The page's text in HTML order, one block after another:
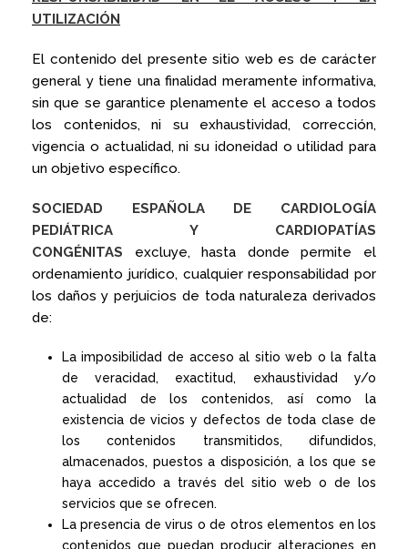
UTILIZACIÓN
El contenido del presente sitio web es de carácter
general y tiene una finalidad meramente informativa,
sin que se garantice plenamente el acceso a todos
los contenidos, ni su exhaustividad, corrección,
vigencia o actualidad, ni su idoneidad o utilidad para
un objetivo específico.
SOCIEDAD ESPAÑOLA DE CARDIOLOGÍA
PEDIÁTRICA Y CARDIOPATÍAS
CONGÉNITAS excluye, hasta donde permite el
ordenamiento jurídico, cualquier responsabilidad por
los daños y perjuicios de toda naturaleza derivados
de:
La imposibilidad de acceso al sitio web o la falta
de veracidad, exactitud, exhaustividad y/o
actualidad de los contenidos, así como la
existencia de vicios y defectos de toda clase de
los contenidos transmitidos, difundidos,
almacenados, puestos a disposición, a los que se
haya accedido a través del sitio web o de los
servicios que se ofrecen.
La presencia de virus o de otros elementos en los
contenidos que puedan producir alteraciones en